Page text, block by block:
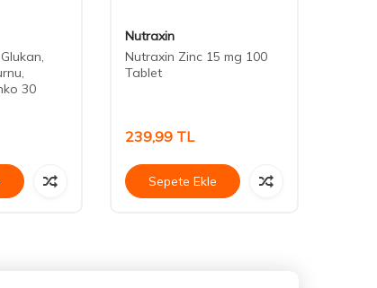
30
Nutraxin
Nutraxin Zinc 15 mg 100
Tablet
239,99 TL
Sepete Ekle